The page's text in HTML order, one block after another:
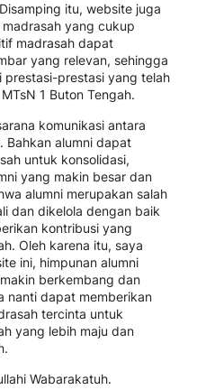
itu, website juga
yang cukup
madrasah dapat
yang relevan, sehingga
prestasi yang telah
1 Buton Tengah.
komunikasi antara
Bahkan alumni dapat
untuk konsolidasi,
yang makin besar dan
alumni merupakan salah
dan dikelola dengan baik
kontribusi yang
Oleh karena itu, saya
ini, himpunan alumni
berkembang dan
nanti dapat memberikan
tercinta untuk
yang lebih maju dan
Wabarakatuh.